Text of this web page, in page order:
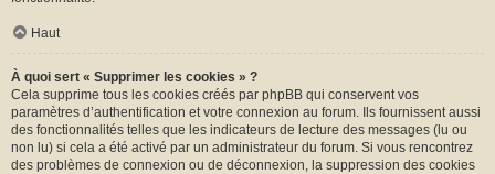
Haut
À quoi sert « Supprimer les cookies » ?
Cela supprime tous les cookies créés par phpBB qui conservent vos
paramètres d’authentification et votre connexion au forum. Ils fournissent aussi
des fonctionnalités telles que les indicateurs de lecture des messages (lu ou
non lu) si cela a été activé par un administrateur du forum. Si vous rencontrez
des problèmes de connexion ou de déconnexion, la suppression des cookies